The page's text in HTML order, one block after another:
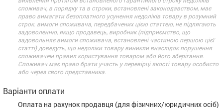
споживач, в порядку та в строки, встановлені законодавством, має
право вимагати безоплатного усунення недоліків товару в розумний
строк. вимоги споживача, передбачених цією статтею, не підлягають
задоволенню, якщо продавець, виробник (підприємство, що
задовольняє вимоги споживача, встановлені частиною першою цієї
статті) доведуть, що недоліки товару виникли внаслідок порушення
споживачем правил користування товаром або його зберігання.
Споживач має право брати участь у перевірці якості товару особисто
або через свого представника.
Варіанти оплати
Оплата на рахунок продавця (для фізичних/юридичних осіб)